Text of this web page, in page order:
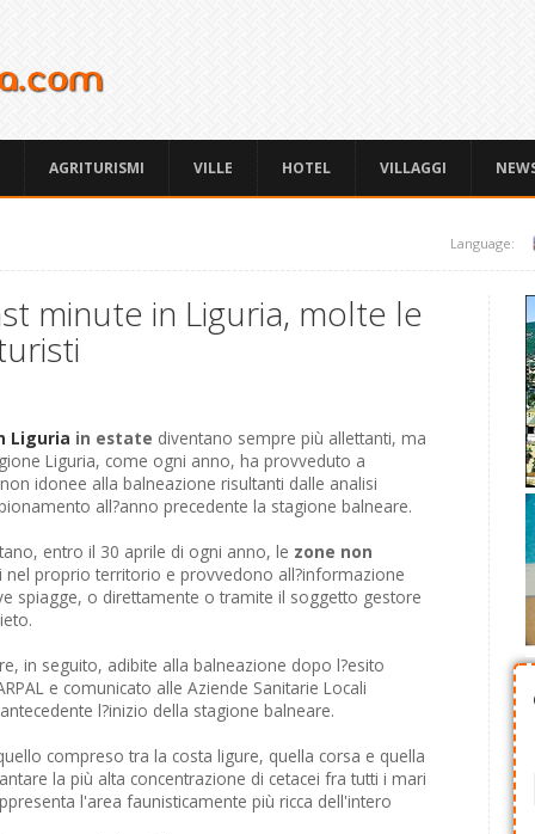
AGRITURISMI VILLE HOTEL VILLAGGI
Language:
minute in Liguria, molte le
Liguria in estate diventano sempre più allettanti, ma
Liguria, come ogni anno, ha provveduto a
idonee alla balneazione risultanti dalle analisi
all?anno precedente la stagione balneare.
entro il 30 aprile di ogni anno, le zone non
nel proprio territorio e provvedono all?informazione
spiagge, o direttamente o tramite il soggetto gestore
in seguito, adibite alla balneazione dopo l?esito
e comunicato alle Aziende Sanitarie Locali
l?inizio della stagione balneare.
compreso tra la costa ligure, quella corsa e quella
la più alta concentrazione di cetacei fra tutti i mari
l'area faunisticamente più ricca dell'intero